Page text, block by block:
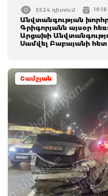
5524 դիտում
Անվտանգության
Գրիգորյանն այսօր
Արցախի
Սամվել Բաբայանի հետ
Շամշյան